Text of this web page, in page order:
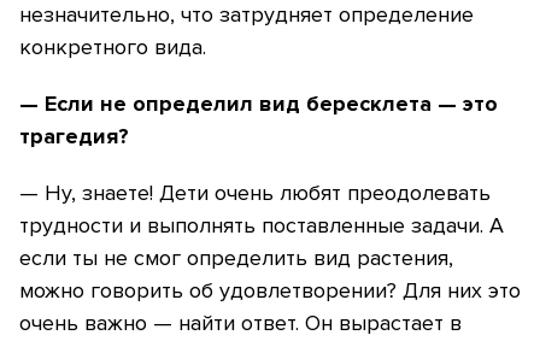
незначительно, что затрудняет определение
конкретного вида.
— Если не определил вид бересклета — это
трагедия?
— Ну, знаете! Дети очень любят преодолевать
трудности и выполнять поставленные задачи. А
если ты не смог определить вид растения,
можно говорить об удовлетворении? Для них это
очень важно — найти ответ. Он вырастает в